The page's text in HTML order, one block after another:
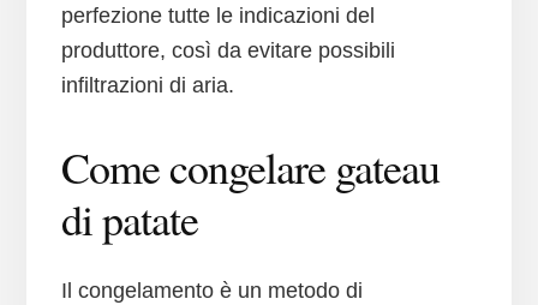
perfezione tutte le indicazioni del
produttore, così da evitare possibili
infiltrazioni di aria.
Come congelare gateau
di patate
Il congelamento è un metodo di